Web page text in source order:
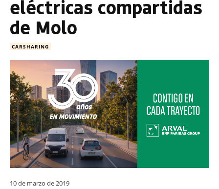
eléctricas compartidas
de Molo
CARSHARING
10 de marzo de 2019